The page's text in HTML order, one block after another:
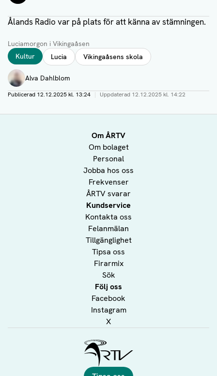
Ålands Radio var på plats för att känna av stämningen.
Luciamorgon i Vikingaåsen
Taggar
Kultur Lucia Vikingaåsens skola
Författare
Alva Dahlblom
Publicerad 12.12.2025 kl. 13:24 | Uppdaterad 12.12.2025 kl. 14:22
Om ÅRTV
Om bolaget
Personal
Jobba hos oss
Frekvenser
ÅRTV svarar
Kundservice
Kontakta oss
Felanmälan
Tillgänglighet
Tipsa oss
Firarmix
Sök
Följ oss
Facebook
Instagram
X